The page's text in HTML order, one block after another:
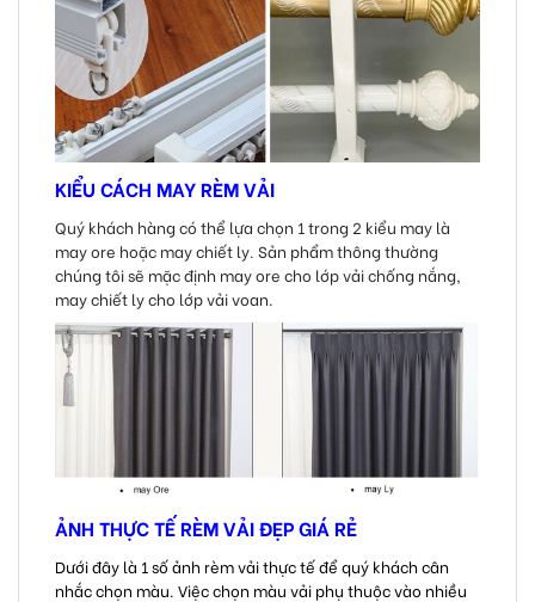
KIỂU CÁCH MAY RÈM VẢI
Quý khách hàng có thể lựa chọn 1 trong 2 kiểu may là
may ore hoặc may chiết ly. Sản phẩm thông thường
chúng tôi sẽ mặc định may ore cho lớp vải chống nắng,
may chiết ly cho lớp vải voan.
ẢNH THỰC TẾ RÈM VẢI ĐẸP GIÁ RẺ
Dưới đây là 1 số ảnh rèm vải thực tế để quý khách cân
nhắc chọn màu. Việc chọn màu vải phụ thuộc vào nhiều